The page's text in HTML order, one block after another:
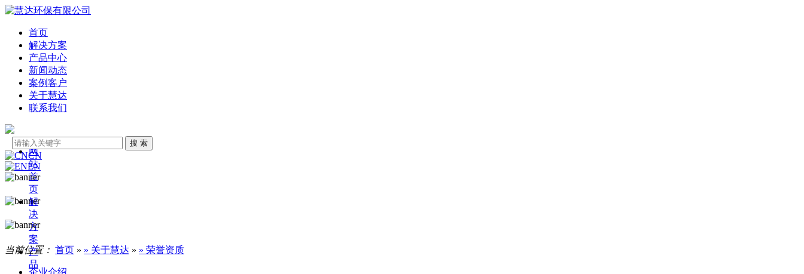
首页
解决方案
产品中心
新闻动态
案例客户
关于慧达
联系我们
网
站
首
页
解
决
方
案
产
品
CN
EN
当前位置： 首页 » » 关于慧达 » » 荣誉资质
企业介绍